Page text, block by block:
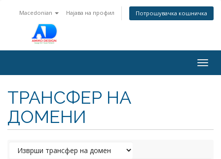
Macedonian Најава на профил Потрошувачка кошничка
ТРАНСФЕР НА
ДОМЕНИ